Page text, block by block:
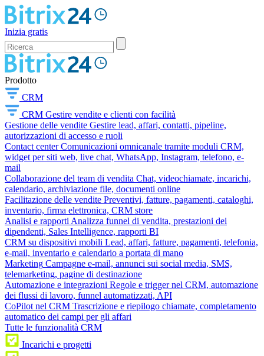
Inizia gratis
Prodotto
CRM
CRM Gestire vendite e clienti con facilità
Gestione delle vendite Gestire lead, affari, contatti, pipeline,
autorizzazioni di accesso e ruoli
Contact center Comunicazioni omnicanale tramite moduli CRM,
widget per siti web, live chat, WhatsApp, Instagram, telefono, e-
mail
Collaborazione del team di vendita Chat, videochiamate, incarichi,
calendario, archiviazione file, documenti online
Facilitazione delle vendite Preventivi, fatture, pagamenti, cataloghi,
inventario, firma elettronica, CRM store
Analisi e rapporti Analizza funnel di vendita, prestazioni dei
dipendenti, Sales Intelligence, rapporti BI
CRM su dispositivi mobili Lead, affari, fatture, pagamenti, telefonia,
e-mail, inventario e calendario a portata di mano
Marketing Campagne e-mail, annunci sui social media, SMS,
telemarketing, pagine di destinazione
Automazione e integrazioni Regole e trigger nel CRM, automazione
dei flussi di lavoro, funnel automatizzati, API
CoPilot nel CRM Trascrizione e riepilogo chiamate, completamento
automatico dei campi per gli affari
Tutte le funzionalità CRM
Incarichi e progetti